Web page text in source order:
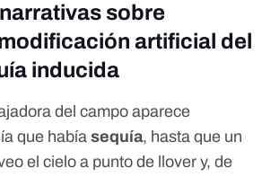
sobre
artificial del
inducida
del campo aparece
que había sequía, hasta que un
el cielo a punto de llover y, de